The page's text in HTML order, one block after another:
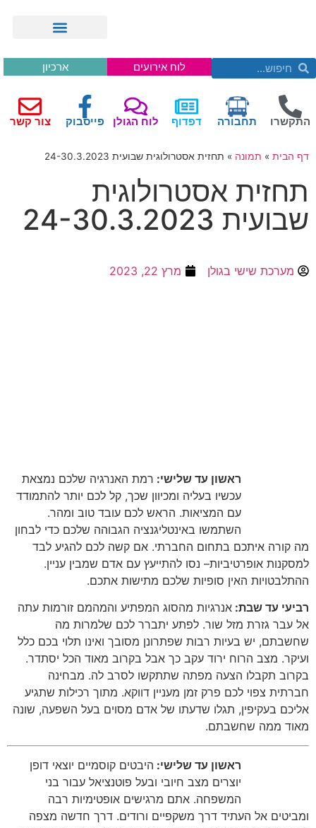
לוח אירועים ארכיון
התקשרו תחבורה דפדוף לוח הגולן פייסבוק צור קשר
דף הבית » תמונה » תחזית אסטרולוגית שבועית 24-30.3.2023
תחזית אסטרולוגית
שבועית 24-30.3.2023
מערכת שישי בגולן מרץ 22, 2023
ראשון עד שלישי: רמת האנרגיה שלכם נמצאת
עכשיו בעליה ומכיוון שכך, קל לכם יותר להתמודד
עם המציאות. הראש לכם עובד טוב ומהר.
השתמשו באינטליגנציה הגבוהה שלכם כדי לבחון
מה קורה איתכם בתחום החברתי. אם קשה לכם להגיע לבד
למסקנות אופרטיביות– נסו להתייעץ עם אדם שמבין עניין.
ההתלבטויות האין סופיות שלכם מתישות אתכם.
רביעי עד שבת: אנרגיות מהסוג המפתיע והמהמם זורמות עתה
אל עבר גזרת מזל שור. לפתע יתברר לכם שלמרות מה
שחשבתם, יש בעיות רבות שפתרונן מסובך ואינו תלוי בכם כלל
ועיקר. מצב הרוח ירוד עקב כך אבל בקרוב מאוד הכל יסתדר.
בקרוב תקבלו הצעה מפתה שתתקשו לסרב לה. מבחינה
חברתית צפוי לכם פרק זמן מעניין דווקא. מתוך רכילות שתגיע
אליכם בעקיפין, תגלו שדעתו של אדם מסוים בעל השפעה, שונה
מאוד ממה שחשבתם.
ראשון עד שלישי: היבטים קוסמיים יוצאי דופן
יוצרים מצב חיובי ובעל פוטנציאל עבור בני
המשפחה. אתם מרגישים אופטימיות רבה
ומביטים אל העתיד דרך משקפיים ורודים. דרך חדשה מצפה